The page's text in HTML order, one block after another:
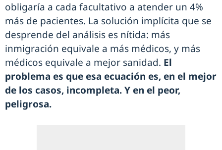
obligaría a cada facultativo a atender un 4%
más de pacientes. La solución implícita que se
desprende del análisis es nítida: más
inmigración equivale a más médicos, y más
médicos equivale a mejor sanidad. El
problema es que esa ecuación es, en el mejor
de los casos, incompleta. Y en el peor,
peligrosa.